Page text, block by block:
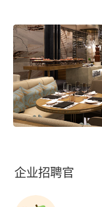
企业招聘官